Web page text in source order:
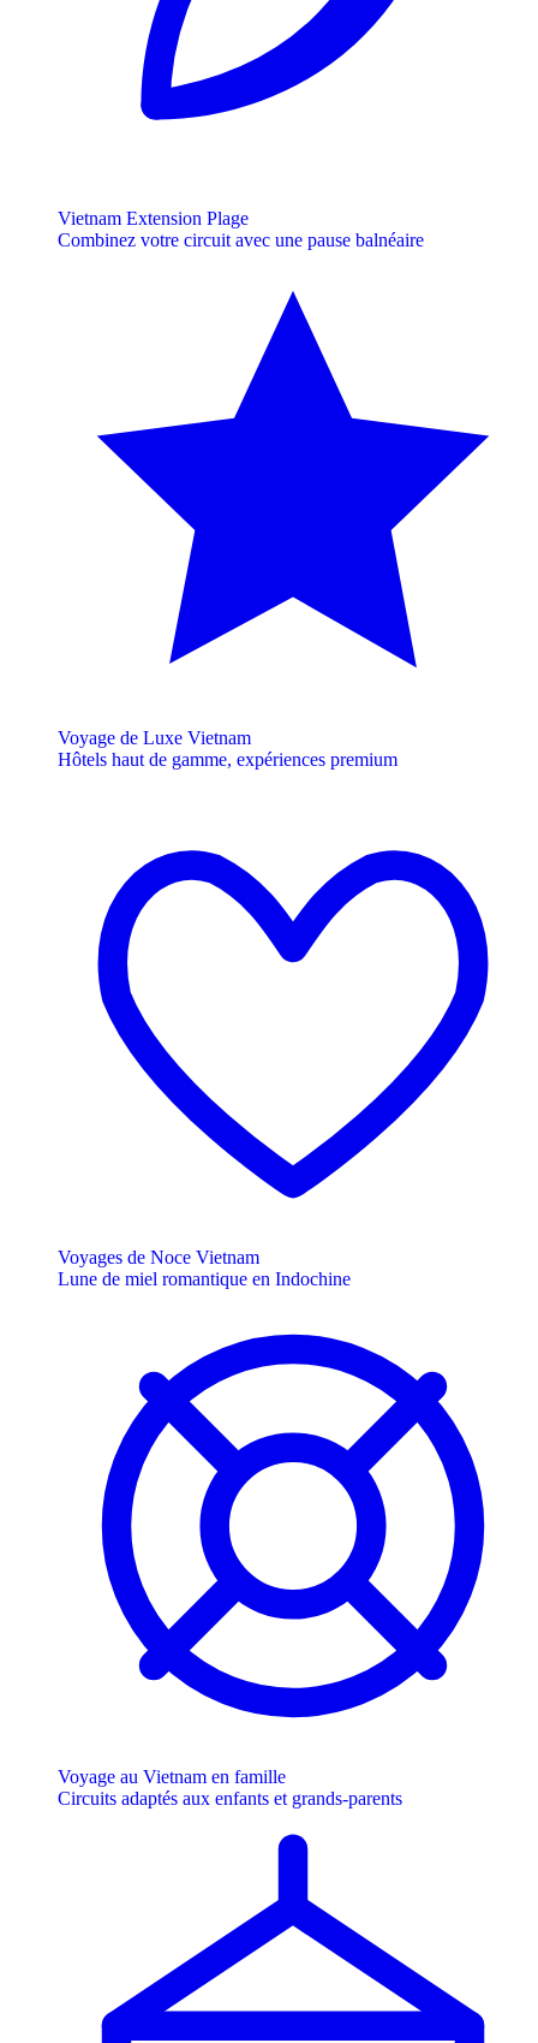
Vietnam Extension Plage
Combinez votre circuit avec une pause balnéaire
Voyage de Luxe Vietnam
Hôtels haut de gamme, expériences premium
Voyages de Noce Vietnam
Lune de miel romantique en Indochine
Voyage au Vietnam en famille
Circuits adaptés aux enfants et grands-parents